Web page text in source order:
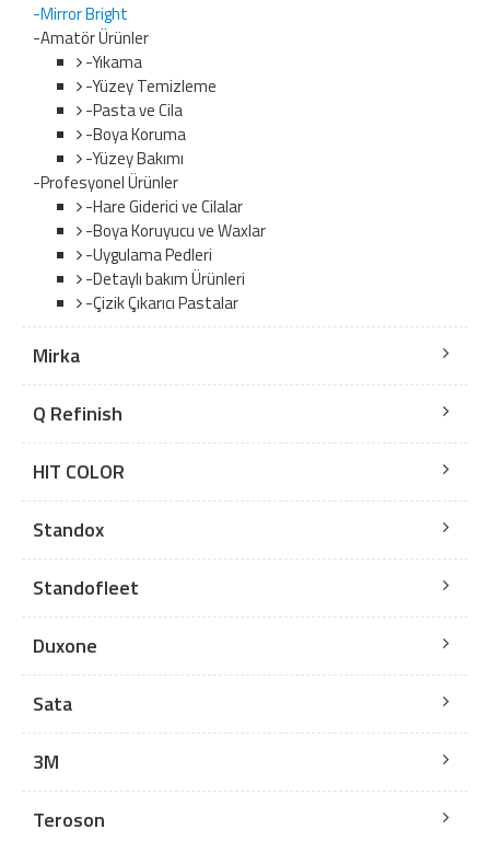
-Mirror Bright
-Amatör Ürünler
-Yıkama
-Yüzey Temizleme
-Pasta ve Cila
-Boya Koruma
-Yüzey Bakımı
-Profesyonel Ürünler
-Hare Giderici ve Cilalar
-Boya Koruyucu ve Waxlar
-Uygulama Pedleri
-Detaylı bakım Ürünleri
-Çizik Çıkarıcı Pastalar
Mirka
Q Refinish
HIT COLOR
Standox
Standofleet
Duxone
Sata
3M
Teroson